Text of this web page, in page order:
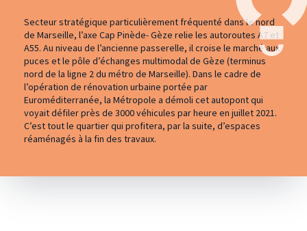
Secteur stratégique particulièrement fréquenté dans le nord
de Marseille, l’axe Cap Pinède- Gèze relie les autoroutes A7 et
A55. Au niveau de l’ancienne passerelle, il croise le marché aux
puces et le pôle d’échanges multimodal de Gèze (terminus
nord de la ligne 2 du métro de Marseille). Dans le cadre de
l’opération de rénovation urbaine portée par
Euroméditerranée, la Métropole a démoli cet autopont qui
voyait défiler près de 3000 véhicules par heure en juillet 2021.
C’est tout le quartier qui profitera, par la suite, d’espaces
réaménagés à la fin des travaux.